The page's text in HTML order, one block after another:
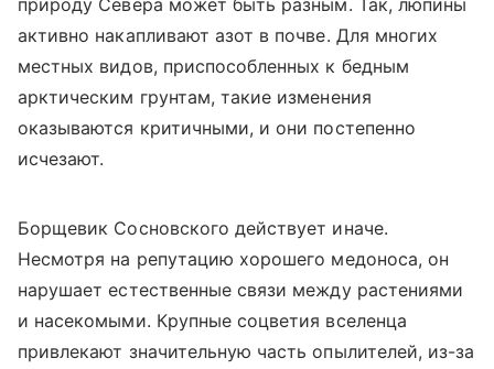
активно накапливают азот в почве. Для многих
местных видов, приспособленных к бедным
арктическим грунтам, такие изменения
оказываются критичными, и они постепенно
исчезают.
Борщевик Сосновского действует иначе.
Несмотря на репутацию хорошего медоноса, он
нарушает естественные связи между растениями
и насекомыми. Крупные соцветия вселенца
привлекают значительную часть опылителей, из-за